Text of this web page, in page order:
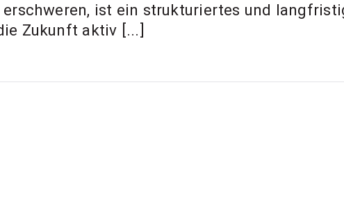
ist ein strukturiertes und
Zukunft aktiv [...]